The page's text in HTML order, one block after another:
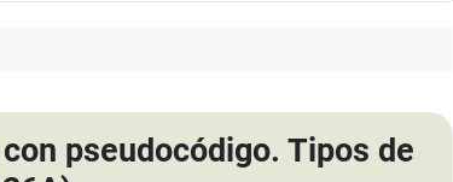
pseudocódigo. Tipos de